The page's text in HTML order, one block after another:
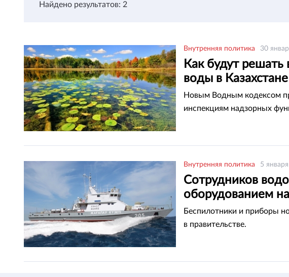
Найдено результатов: 2
Внутренняя политика 30
Как будут
воды в Казахстане
Новым Водным кодексом
инспекциям надзорных
Внутренняя политика 5
Сотрудников
оборудованием
Беспилотники и приборы
в правительстве.